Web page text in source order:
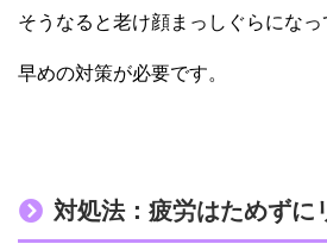
そうなると老け顔まっしぐらにな
早めの対策が必要です。
対処法：疲労はためずに